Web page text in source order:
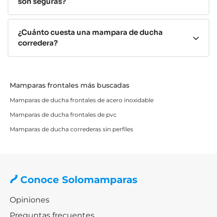
limpieza de cristales y guías.
Amplia variedad de diseños
Existen mamparas correderas para todos los estilos de
baño:minimalistas, industriales, modernos, clásicos
Cristal templado de seguridad
Todos nuestros modelos están fabricados con
templado resistente a golpes,
temperatura y uso intensivo.
Mamparas de 1 hoja fija + 1 corredera
Las
¿Cuánto cuesta una mampara de ducha
corredera?
Mamparas frontales más buscadas
Mamparas de ducha frontales de acero inoxidable
Mamparas de ducha frontales de pvc
Mamparas de ducha correderas sin perfiles​
Conoce Solomamparas
Opiniones